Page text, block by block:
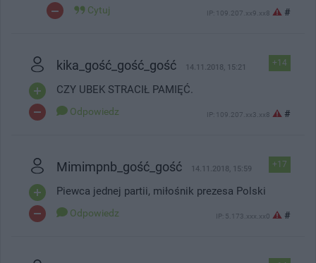
Cytuj IP: 109.207.xx9.xx8 #
+14
kika_gość_gość_gość 14.11.2018, 15:21
CZY UBEK STRACIŁ PAMIĘĆ.
Odpowiedz IP: 109.207.xx3.xx8 #
+17
Mimimpnb_gość_gość 14.11.2018, 15:59
Piewca jednej partii, miłośnik prezesa Polski
Odpowiedz IP: 5.173.xxx.xx0 #